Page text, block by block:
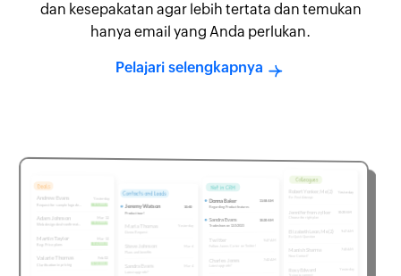
dan kesepakatan agar lebih tertata dan temukan
hanya email yang Anda perlukan.
Pelajari selengkapnya